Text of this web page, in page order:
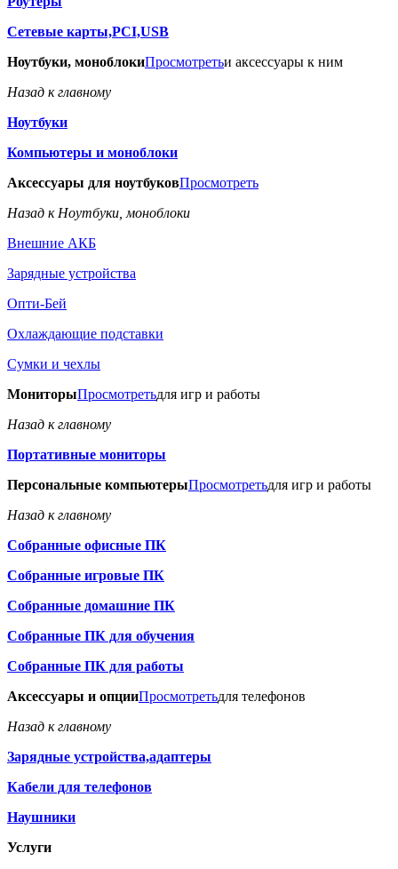
Сетевые карты,PCI,USB
Ноутбуки, моноблокиПросмотретьи аксессуары к ним
Назад к главному
Ноутбуки
Компьютеры и моноблоки
Аксессуары для ноутбуковПросмотреть
Назад к Ноутбуки, моноблоки
Внешние АКБ
Зарядные устройства
Опти-Бей
Охлаждающие подставки
Сумки и чехлы
МониторыПросмотретьдля игр и работы
Назад к главному
Портативные мониторы
Персональные компьютерыПросмотретьдля игр и работы
Назад к главному
Собранные офисные ПК
Собранные игровые ПК
Собранные домашние ПК
Собранные ПК для обучения
Собранные ПК для работы
Аксессуары и опцииПросмотретьдля телефонов
Назад к главному
Зарядные устройства,адаптеры
Кабели для телефонов
Наушники
Услуги